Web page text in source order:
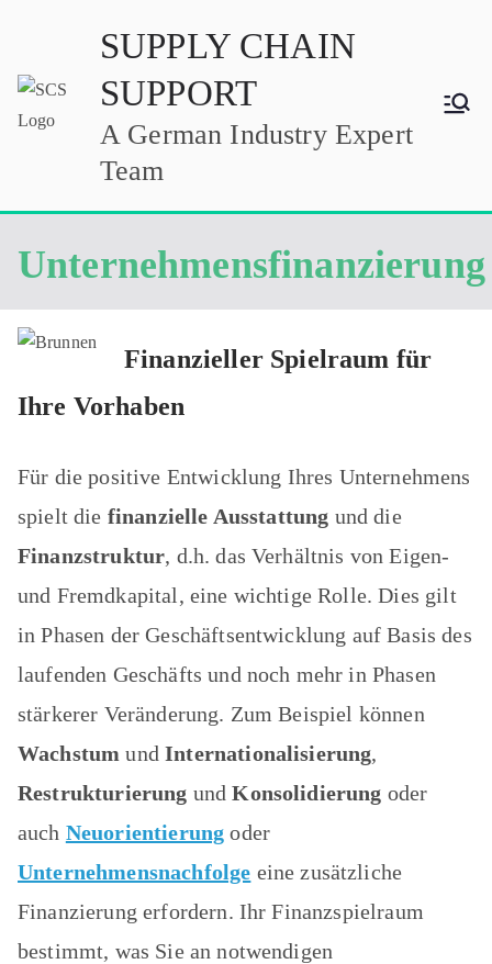
springen
SUPPLY CHAIN
SUPPORT
A German Industry Expert
Team
Unternehmensfinanzierung
Finanzieller Spielraum für
Ihre Vorhaben
Für die positive Entwicklung Ihres Unternehmens
spielt die finanzielle Ausstattung und die
Finanzstruktur, d.h. das Verhältnis von Eigen-
und Fremdkapital, eine wichtige Rolle. Dies gilt
in Phasen der Geschäftsentwicklung auf Basis des
laufenden Geschäfts und noch mehr in Phasen
stärkerer Veränderung. Zum Beispiel können
WachstumundInternationalisierung,
Restrukturierung undKonsolidierung oder
auch Neuorientierung oder
Unternehmensnachfolge eine zusätzliche
Finanzierung erfordern. Ihr Finanzspielraum
bestimmt, was Sie an notwendigen